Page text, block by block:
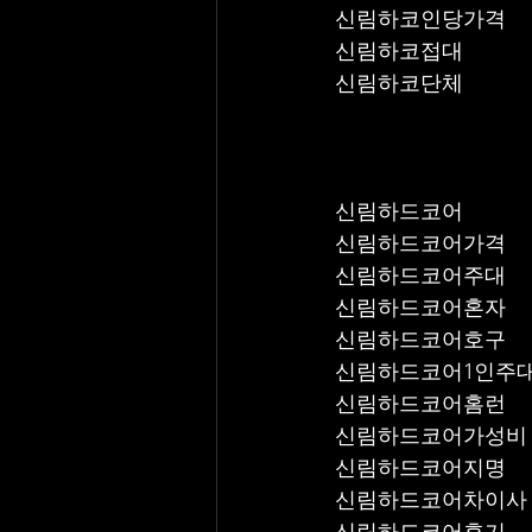
신림하코인당가격
신림하코접대
신림하코단체
신림하드코어
신림하드코어가격
신림하드코어주대
신림하드코어혼자
신림하드코어호구
신림하드코어1인주
신림하드코어홈런
신림하드코어가성비
신림하드코어지명
신림하드코어차이사